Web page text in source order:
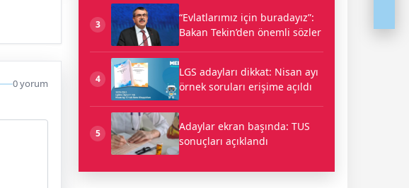
0 yorum
3
“Evlatlarımız için buradayız”:
Bakan Tekin’den önemli sözler
4
LGS adayları dikkat: Nisan ayı
örnek soruları erişime açıldı
5
Adaylar ekran başında: TUS
sonuçları açıklandı